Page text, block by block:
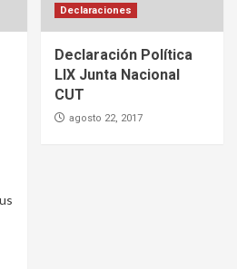
Declaraciones
Declaración Política
LIX Junta Nacional
CUT
agosto 22, 2017